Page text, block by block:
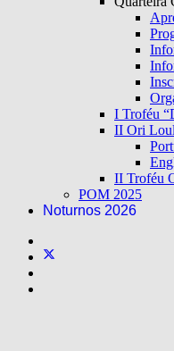
I Troféu
II Ori
II Troféu
POM 2025
Noturnos 2026